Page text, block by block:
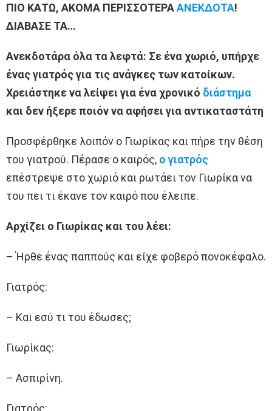
ΠΙΟ ΚΑΤΩ, ΑΚΟΜΑ ΠΕΡΙΣΣΟΤΕΡΑΑΝΕΚΔΟΤΑ!
ΔΙΑΒΑΣΕ ΤΑ…
Ανεκδοτάρα όλα τα λεφτά: Σε ένα χωριό, υπήρχε
ένας γιατρός για τις ανάγκες των κατοίκων.
Χρειάστηκε να λείψει για ένα χρονικό διάστημα
και δεν ήξερε ποιόν να αφήσει για αντικαταστάτη
Προσφέρθηκε λοιπόν ο Γιωρίκας και πήρε την θέση
του γιατρού. Πέρασε ο καιρός, ο γιατρός
επέστρεψε στο χωριό και ρωτάει τον Γιωρίκα να
του πει τι έκανε τον καιρό που έλειπε.
Αρχίζει ο Γιωρίκας και του λέει:
– Ήρθε ένας παππούς και είχε φοβερό πονοκέφαλο.
Γιατρός:
– Και εσύ τι του έδωσες;
Γιωρίκας:
– Ασπιρίνη.
Γιατρός: